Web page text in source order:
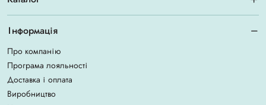
Інформація
Про компанію
Програма лояльності
Доставка і оплата
Виробництво